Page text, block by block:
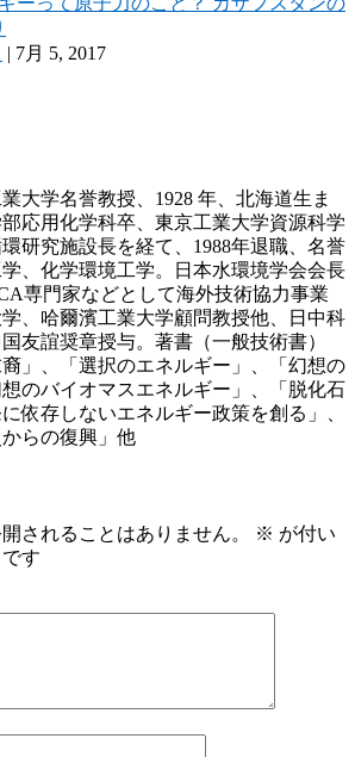
| 7月 5, 2017
大学名誉教授、1928 年、北海道生ま
応用化学科卒、東京工業大学資源科学
研究施設長を経て、1988年退職、名誉
、化学環境工学。日本水環境学会会長
専門家などとして海外技術協力事業
、哈爾濱工業大学顧問教授他、日中科
友誼奨章授与。著書（一般技術書）
」、「選択のエネルギー」、「幻想の
のバイオマスエネルギー」、「脱化石
依存しないエネルギー政策を創る」、
からの復興」他
されることはありません。 ※ が付い
す